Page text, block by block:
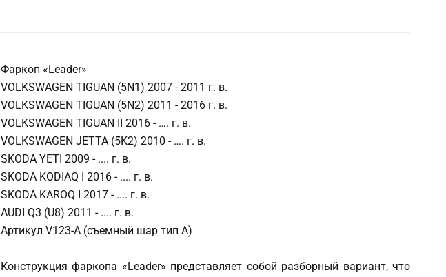
Фаркоп «Leader»
VOLKSWAGEN TIGUAN (5N1) 2007 - 2011 г. в.
VOLKSWAGEN TIGUAN (5N2) 2011 - 2016 г. в.
VOLKSWAGEN TIGUAN II 2016 - …. г. в.
VOLKSWAGEN JETTA (5K2) 2010 - …. г. в.
SKODA YETI 2009 - .... г. в.
SKODA KODIAQ I 2016 - .... г. в.
SKODA KAROQ I 2017 - .... г. в.
AUDI Q3 (U8) 2011 - .... г. в.
Артикул V123-A (съемный шар тип А)
Конструкция фаркопа «Leader» представляет собой разборный вариант, что